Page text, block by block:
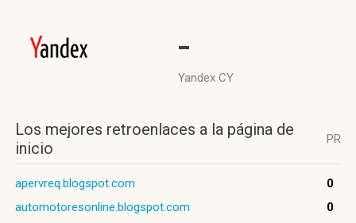
-
Yandex CY
Los mejores retroenlaces a la página de
inicio
PR
apervreq.blogspot.com
0
automotoresonline.blogspot.com
0